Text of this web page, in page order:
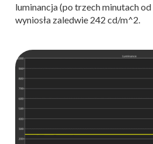
luminancja (po trzech minutach
wyniosła zaledwie 242 cd/m^2.